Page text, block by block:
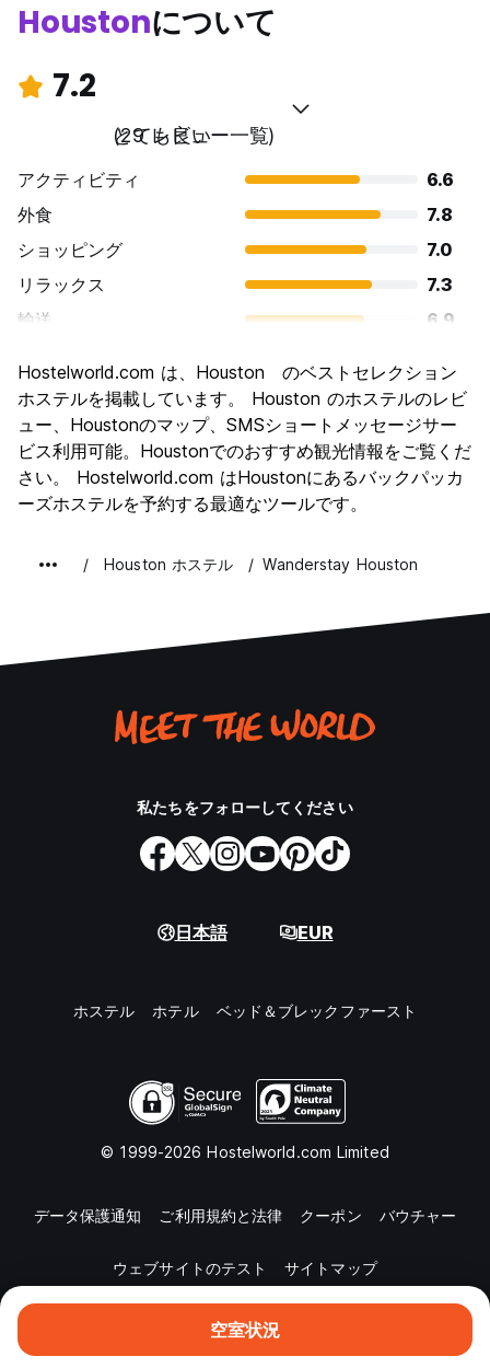
提供されます。長期滞在の場合は途中でシート交換をさせていた
は受け付けておりません。 (Auto-translated from original
空室状況
Houstonについて
7.2
とても良い
(29 レビュー一覧)
アクティビティ
6.6
外食
7.8
ショッピング
7.0
リラックス
7.3
輸送
6.9
文化
7.3
ナイトライフ
6.9
コストパフォーマンス
7.5
Hostelworld.com は、Houston のベストセレクション
ホステルを掲載しています。 Houston のホステルのレビ
ュー、Houstonのマップ、SMSショートメッセージサー
ビス利用可能。Houstonでのおすすめ観光情報をご覧くだ
さい。 Hostelworld.com はHoustonにあるバックパッカ
ーズホステルを予約する最適なツールです。
Houston ホステル Wanderstay Houston
私たちをフォローしてください
日本語 EUR
ホステル ホテル ベッド＆ブレックファースト
© 1999-2026 Hostelworld.com Limited
データ保護通知 ご利用規約と法律 クーポン バウチャー
ウェブサイトのテスト サイトマップ